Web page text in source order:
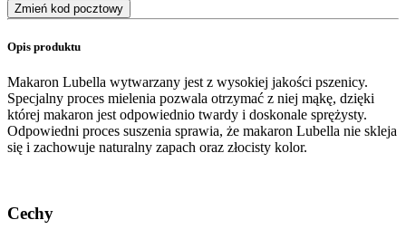
Zmień kod pocztowy
Opis produktu
Makaron Lubella wytwarzany jest z wysokiej jakości pszenicy.
Specjalny proces mielenia pozwala otrzymać z niej mąkę, dzięki
której makaron jest odpowiednio twardy i doskonale sprężysty.
Odpowiedni proces suszenia sprawia, że makaron Lubella nie skleja
się i zachowuje naturalny zapach oraz złocisty kolor.
Cechy